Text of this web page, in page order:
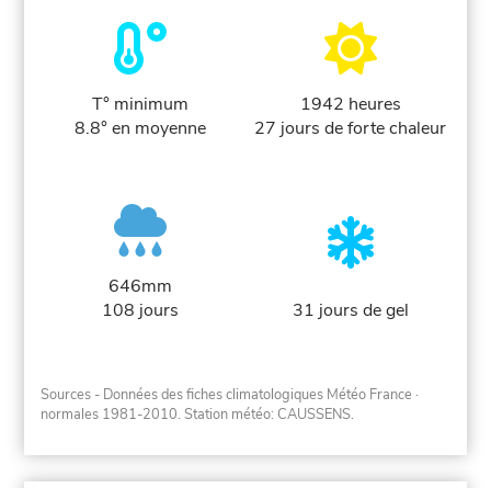
T° minimum
8.8° en moyenne
1942 heures
27 jours de forte chaleur
646mm
108 jours
31 jours de gel
Sources - Données des fiches climatologiques Météo France ·
normales 1981-2010. Station météo: CAUSSENS.